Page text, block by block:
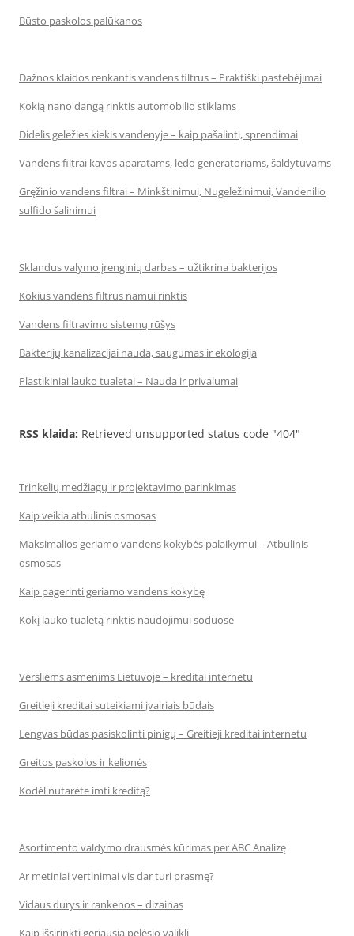
Būsto paskolos palūkanos
Dažnos klaidos renkantis vandens filtrus – Praktiški pastebėjimai
Kokią nano dangą rinktis automobilio stiklams
Didelis geležies kiekis vandenyje – kaip pašalinti, sprendimai
Vandens filtrai kavos aparatams, ledo generatoriams, šaldytuvams
Gręžinio vandens filtrai – Minkštinimui, Nugeležinimui, Vandenilio
sulfido šalinimui
Sklandus valymo įrenginių darbas – užtikrina bakterijos
Kokius vandens filtrus namui rinktis
Vandens filtravimo sistemų rūšys
Bakterijų kanalizacijai nauda, saugumas ir ekologija
Plastikiniai lauko tualetai – Nauda ir privalumai
RSS klaida: Retrieved unsupported status code "404"
Trinkelių medžiagų ir projektavimo parinkimas
Kaip veikia atbulinis osmosas
Maksimalios geriamo vandens kokybės palaikymui – Atbulinis
osmosas
Kaip pagerinti geriamo vandens kokybę
Kokį lauko tualetą rinktis naudojimui soduose
Versliems asmenims Lietuvoje – kreditai internetu
Greitieji kreditai suteikiami įvairiais būdais
Lengvas būdas pasiskolinti pinigų – Greitieji kreditai internetu
Greitos paskolos ir kelionės
Kodėl nutarėte imti kreditą?
Asortimento valdymo drausmės kūrimas per ABC Analizę
Ar metiniai vertinimai vis dar turi prasmę?
Vidaus durys ir rankenos – dizainas
Kaip išsirinkti geriausią pelėsio valiklį